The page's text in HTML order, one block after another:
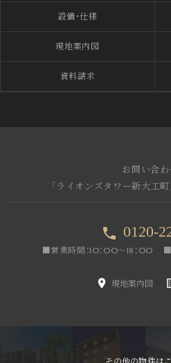
設備・仕様
現地案内図
資料請求
お問い合わ
「ライオンズタワー新大工
phone 0120-
■営業時間：10：00～18：00 ■
room 現地案内図